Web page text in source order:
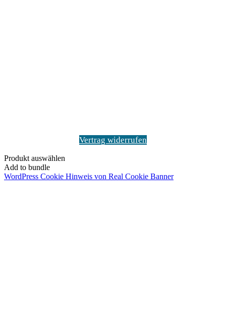
Vertrag widerrufen
Produkt auswählen
Add to bundle
WordPress Cookie Hinweis von Real Cookie Banner